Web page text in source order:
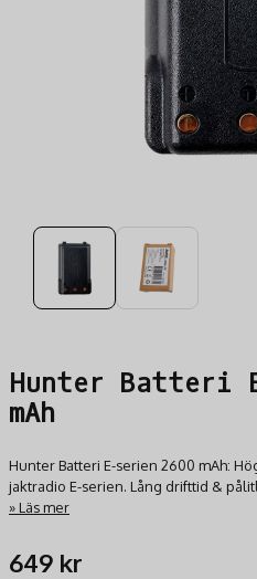
Hunter Batteri
mAh
Hunter Batteri E-serien 2600 mAh:
jaktradio E-serien. Lång drifttid &
Läs mer
649 kr